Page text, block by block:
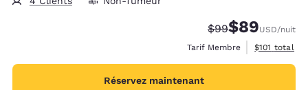
Tarif barré :
$99Tarif réduit :
$89USD/nuit
Tarif Membre
Afficher les
$101 total
Réservez maintenant